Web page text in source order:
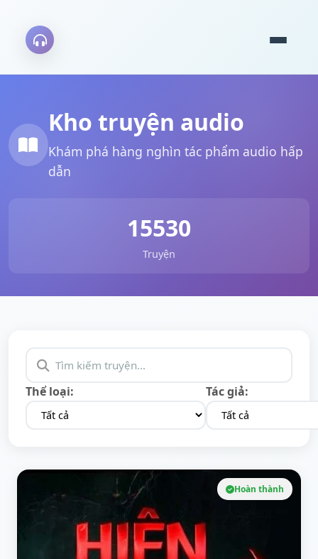
Kho truyện audio
Khám phá hàng nghìn tác phẩm audio hấp
dẫn
15530
Truyện
Thể loại: Tác giả:
Hoàn thành